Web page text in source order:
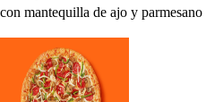
con mantequilla de ajo y parmesano